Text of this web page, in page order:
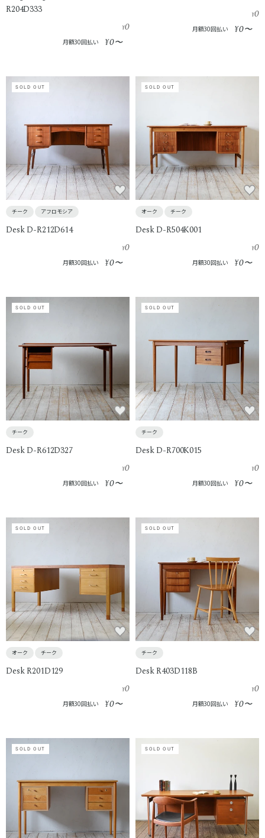
R204D333
¥0
月額30回払い ¥0〜
¥0
月額30回払い ¥0〜
SOLD OUT
チーク アフロモシア
Desk D-R212D614
¥0
月額30回払い ¥0〜
SOLD OUT
オーク チーク
Desk D-R504K001
¥0
月額30回払い ¥0〜
SOLD OUT
チーク
Desk D-R612D327
¥0
月額30回払い ¥0〜
SOLD OUT
チーク
Desk D-R700K015
¥0
月額30回払い ¥0〜
SOLD OUT
オーク チーク
Desk R201D129
¥0
月額30回払い ¥0〜
SOLD OUT
チーク
Desk R403D118B
¥0
月額30回払い ¥0〜
SOLD OUT SOLD OUT